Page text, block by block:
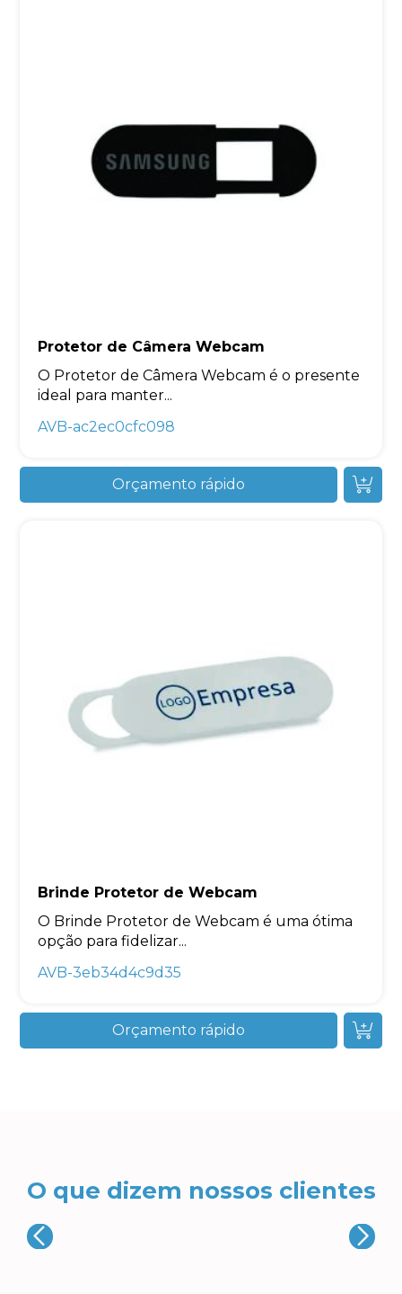
Protetor de Câmera Webcam
O Protetor de Câmera Webcam é o presente
ideal para manter...
AVB-ac2ec0cfc098
Orçamento rápido
Brinde Protetor de Webcam
O Brinde Protetor de Webcam é uma ótima
opção para fidelizar...
AVB-3eb34d4c9d35
Orçamento rápido
O que dizem nossos clientes